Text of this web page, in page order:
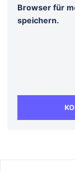
Browser für
speichern.